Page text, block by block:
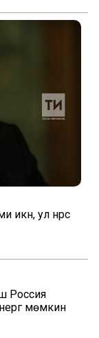
ул нәрсә
Россия
мөмкин